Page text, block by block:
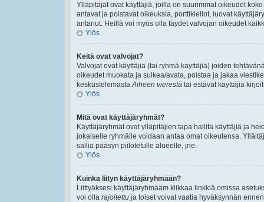
Ylläpitäjät ovat käyttäjiä, joilla on suurimmat oikeudet
antavat ja poistavat oikeuksia, porttikiellot, luovat
antanut. Heillä voi myös olla täydet valvojan oikeudet
Ylös
Keitä ovat valvojat?
Valvojat ovat käyttäjiä (tai ryhmä käyttäjiä) joiden
oikeudet muokata ja sulkea/avata, poistaa ja jakaa
keskustelemastaAiheen vierestä tai estävät käyttäjiä
Ylös
Mitä ovat käyttäjäryhmät?
Käyttäjäryhmät ovat ylläpitäjien tapa hallita käyttäjiä ja
jokaiselle ryhmälle voidaan antaa omat oikeutensa.
sallia pääsyn piilotetulle alueelle, jne.
Ylös
Kuinka liityn käyttäjäryhmään?
Liittyäksesi käyttäjäryhmääm klikkaa linkkiä omissa
voi olla rajoitettu ja toiset voivat vaatia hyväksynnän